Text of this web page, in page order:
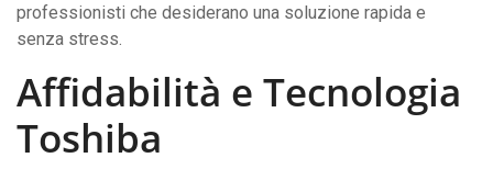
professionisti che desiderano una soluzione rapida e
senza stress.
Affidabilità e Tecnologia
Toshiba